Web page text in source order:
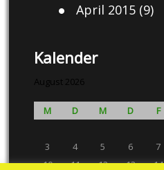
April 2015(9)
Kalender
August 2026
M D M D F
3
4 5 6 7
10
11 12 13 14